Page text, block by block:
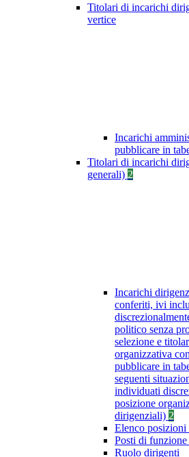
Titolari di incarichi
vertice
Incarichi
pubblicare in
Titolari di incarichi
generali) 2
Incarichi
conferiti, ivi
politico senza
selezione e
organizzativa
pubblicare in
seguenti
individuati
posizione
dirigenziali) 2
Elenco
Posti di
Ruolo dirigenti